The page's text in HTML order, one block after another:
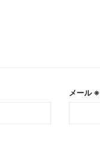
メール※